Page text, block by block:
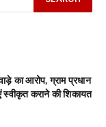
का आरोप, ग्राम प्रधान
कराने की शिकायत